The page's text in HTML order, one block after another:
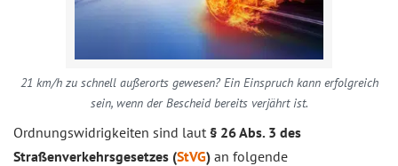
21 km/h zu schnell außerorts gewesen? Ein Einspruch kann erfolgreich
sein, wenn der Bescheid bereits verjährt ist.
Ordnungswidrigkeiten sind laut § 26 Abs. 3 des
Straßenverkehrsgesetzes (StVG) an folgende